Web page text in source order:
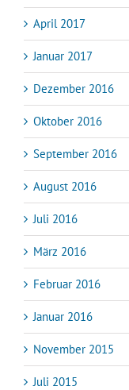
April 2017
Januar 2017
Dezember 2016
Oktober 2016
September 2016
August 2016
Juli 2016
März 2016
Februar 2016
Januar 2016
November 2015
Juli 2015